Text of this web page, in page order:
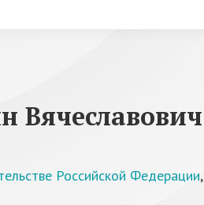
Вячеславович
Российской Федерации,